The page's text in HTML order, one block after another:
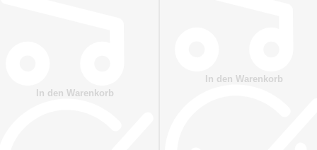
In den Warenkorb
In den Warenkorb